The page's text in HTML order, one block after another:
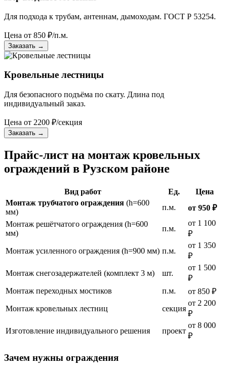
Для подхода к трубам, антеннам, дымоходам. ГОСТ Р 53254.
Цена от 850 ₽/п.м.
Заказать →
Кровельные лестницы
Для безопасного подъёма по скату. Длина под
индивидуальный заказ.
Цена от 2200 ₽/секция
Заказать →
Прайс-лист на монтаж кровельных
ограждений в Рузском районе
Вид работ Ед.
Цена
Монтаж трубчатого ограждения (h=600
мм)
п.м.
от 950 ₽
Монтаж решётчатого ограждения (h=600
мм)
п.м.
от 1 100
₽
Монтаж усиленного ограждения (h=900 мм) п.м.
от 1 350
₽
Монтаж снегозадержателей (комплект 3 м)
шт.
от 1 500
₽
Монтаж переходных мостиков
п.м.
от 850 ₽
Монтаж кровельных лестниц
секция
от 2 200
₽
Изготовление индивидуального решения
проект
от 8 000
₽
Зачем нужны ограждения